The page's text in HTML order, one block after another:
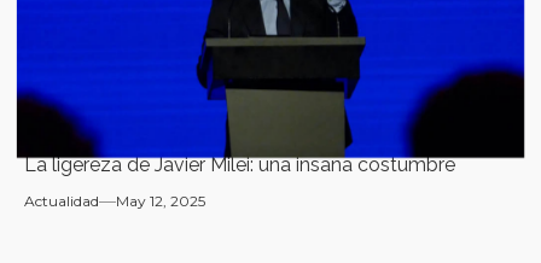
La ligereza de Javier Milei: una insana costumbre
Actualidad May 12, 2025